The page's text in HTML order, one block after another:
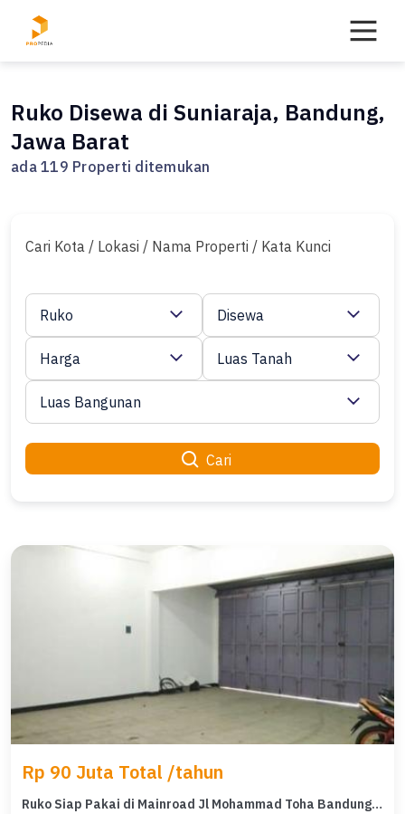
Ruko Disewa di Suniaraja, Bandung,
Jawa Barat
ada 119 Properti ditemukan
Cari Kota / Lokasi / Nama Properti / Kata Kunci
Cari
Ruko Disewa
Harga Luas Tanah
Luas Bangunan
Rp 90 Juta Total /tahun
Ruko Siap Pakai di Mainroad Jl Mohammad Toha Bandung Lebar Muka 9M Sangat Ramai